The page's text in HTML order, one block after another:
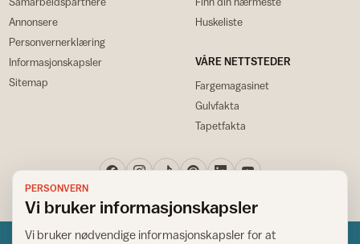
Annonsere
Personvernerklæring
Informasjonskapsler
Sitemap
Huskeliste
VÅRE NETTSTEDER
Fargemagasinet
Gulvfakta
Tapetfakta
PERSONVERN
Vi bruker informasjonskapsler
Vi bruker nødvendige informasjonskapsler for at